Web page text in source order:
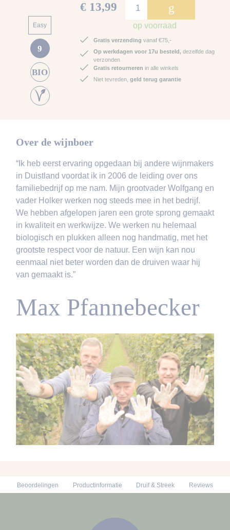
Easy
9
BIO
€ 13,99 g
op voorraad
Gratis verzending vanaf €75,-
Op werkdagen voor 17u besteld,dezelfde dag
verzonden
Gratis retourneren in alle winkels
Niet tevreden, geld terug garantie
Over de wijnboer
“Ik heb eerst ervaring opgedaan bij andere wijnmakers
in Duistland voordat ik in 2006 de leiding over ons
familiebedrijf op me nam. Mijn grootvader Wolfgang en
vader Holker werken nog steeds mee in het bedrijf.
We hebben afgelopen jaren een grote sprong gemaakt
in kwaliteit en werkwijze. We werken nu helemaal
biologisch en plukken alleen nog handmatig, met het
grootste respect voor de natuur. Een wijn kan nou
eenmaal niet beter worden dan de druiven waar hij
van gemaakt is.”
Max Pfannebecker
Beoordelingen Productinformatie Druif & Streek Reviews